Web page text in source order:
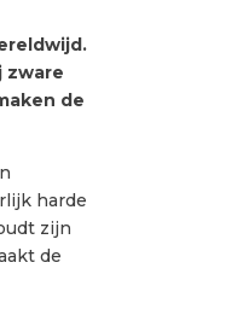
zware
de
harde
zijn
de